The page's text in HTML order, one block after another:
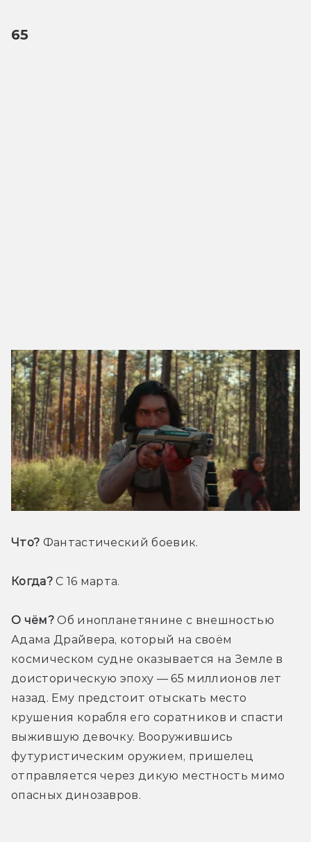
65
Что? Фантастический боевик.
Когда? С 16 марта.
О чём? Об инопланетянине с внешностью
Адама Драйвера, который на своём
космическом судне оказывается на Земле в
доисторическую эпоху — 65 миллионов лет
назад. Ему предстоит отыскать место
крушения корабля его соратников и спасти
выжившую девочку. Вооружившись
футуристическим оружием, пришелец
отправляется через дикую местность мимо
опасных динозавров.